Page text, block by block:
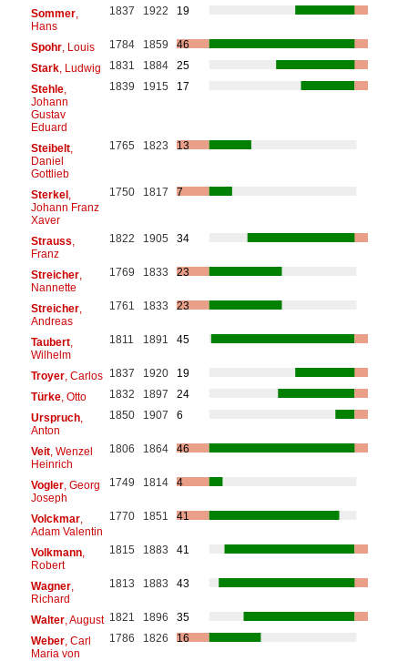
Sommer,
Hans
1837 1922 19
Spohr, Louis 1784 1859
46
Stark, Ludwig 1831 1884
25
Stehle,
Johann
Gustav
Eduard
1839 1915 17
Steibelt,
Daniel
Gottlieb
1765 1823 13
Sterkel,
Johann Franz
Xaver
1750 1817 7
Strauss
Franz
1822 1905 34
Streicher,
Nannette
1769 1833 23
Streicher,
Andreas
1761 1833 23
Taubert,
Wilhelm
1811 1891 45
Troyer, Carlos 1837 1920
19
Türke, Otto 1832 1897
24
Urspruch,
Anton
1850 1907 6
Veit, Wenzel
Heinrich
1806 1864 46
Vogler, Georg
Joseph
1749 1814 4
Volckmar,
Adam Valentin
1770 1851 41
Volkmann,
Robert
1815 1883 41
Wagner,
Richard
1813 1883 43
Walter, August 1821 1896
35
Weber, Carl
Maria von
1786 1826 16